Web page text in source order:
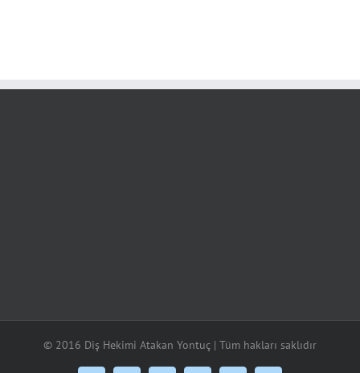
© 2016 Diş Hekimi Atakan Yontuç | Tüm hakları saklıdır